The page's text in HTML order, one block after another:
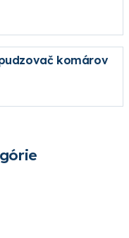
komárov